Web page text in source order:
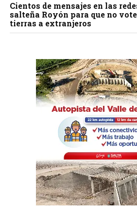
Cientos de mensajes en las
salteña Royón para que no
tierras a extranjeros